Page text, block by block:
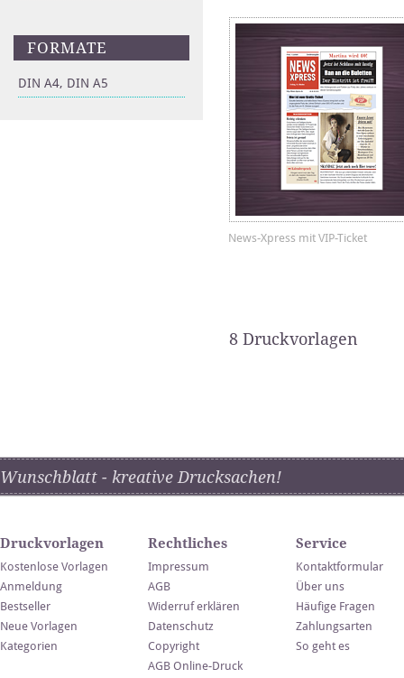
FORMATE
DIN A4, DIN A5
News-Xpress mit VIP-Ticket
8 Druckvorlagen
Wunschblatt - kreative Drucksachen!
Druckvorlagen
Kostenlose Vorlagen
Anmeldung
Bestseller
Neue Vorlagen
Kategorien
Rechtliches
Impressum
AGB
Widerruf erklären
Datenschutz
Copyright
AGB Online-Druck
Service
Kontaktformular
Über uns
Häufige Fragen
Zahlungsarten
So geht es